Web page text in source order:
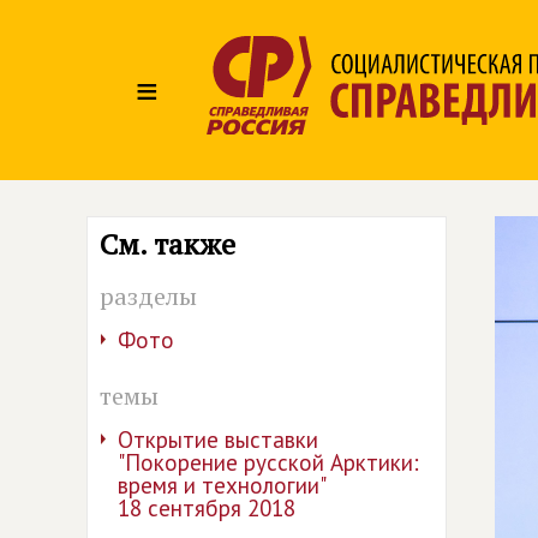
≡
См. также
разделы
Фото
темы
Открытие выставки
"Покорение русской Арктики:
время и технологии"
18 сентября 2018